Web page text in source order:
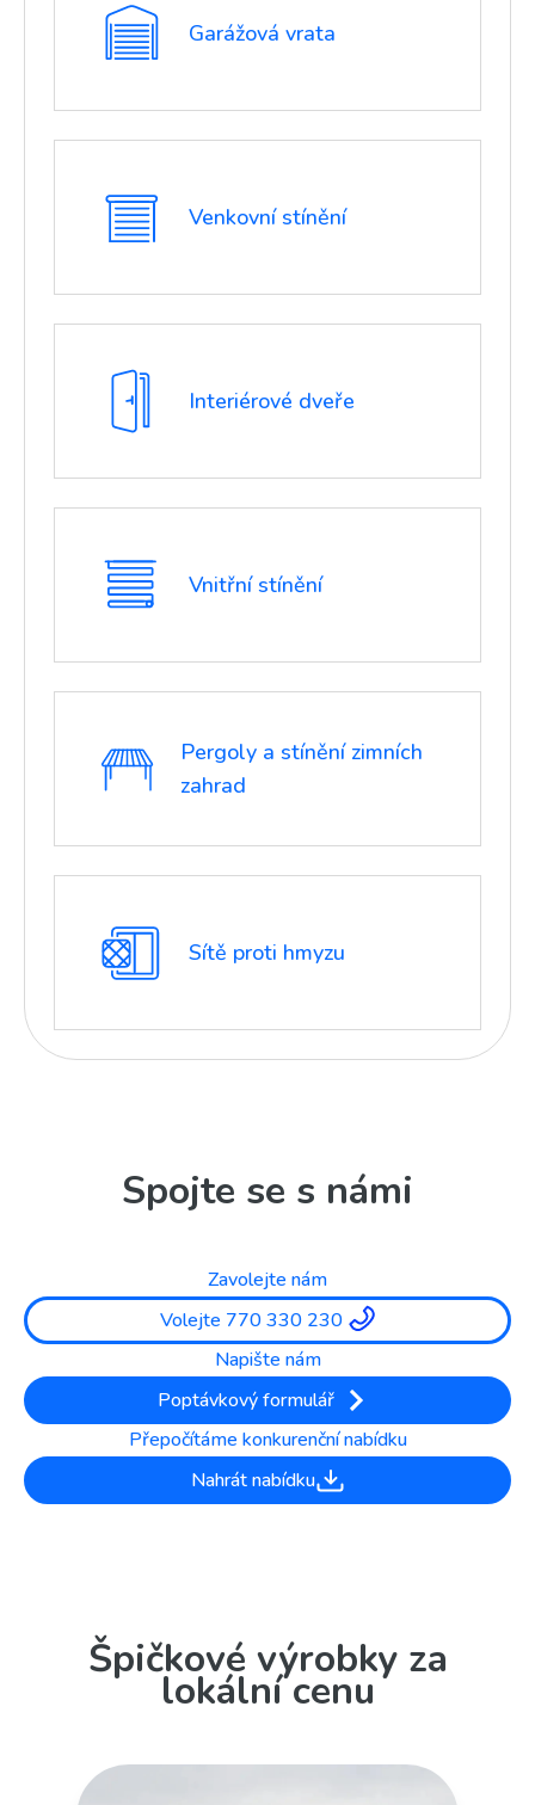
Garážová vrata
Venkovní stínění
Interiérové dveře
Vnitřní stínění
Pergoly a stínění zimních
zahrad
Sítě proti hmyzu
Spojte se s námi
Zavolejte nám
Volejte 770 330 230
Napište nám
Poptávkový formulář
Přepočítáme konkurenční nabídku
Nahrát nabídku
Špičkové výrobky za
lokální cenu